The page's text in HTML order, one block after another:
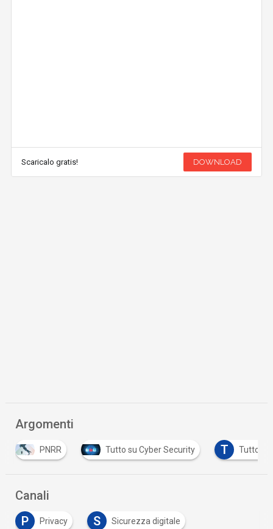
Scaricalo gratis! DOWNLOAD
Argomenti
Tutto su Cyber Security T Tutto su GDPR
Canali
P
Privacy S Sicurezza digitale